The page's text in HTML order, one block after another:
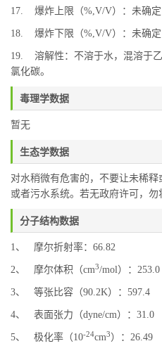
17. 爆炸上限（%,V/V）：未确定
18. 爆炸下限（%,V/V）：未确定
19. 溶解性：不溶于水，混溶于
氯化碳。
毒理学数据
暂无
生态学数据
对水稍微有危害的，不要让未稀
或者污水系统。若无政府许可，勿
分子结构数据
1、 摩尔折射率：66.82
2、 摩尔体积（cm3/mol）：253.0
3、 等张比容（90.2K）：597.4
4、 表面张力（dyne/cm）：31.0
5、 极化率（10-24cm3）：26.49